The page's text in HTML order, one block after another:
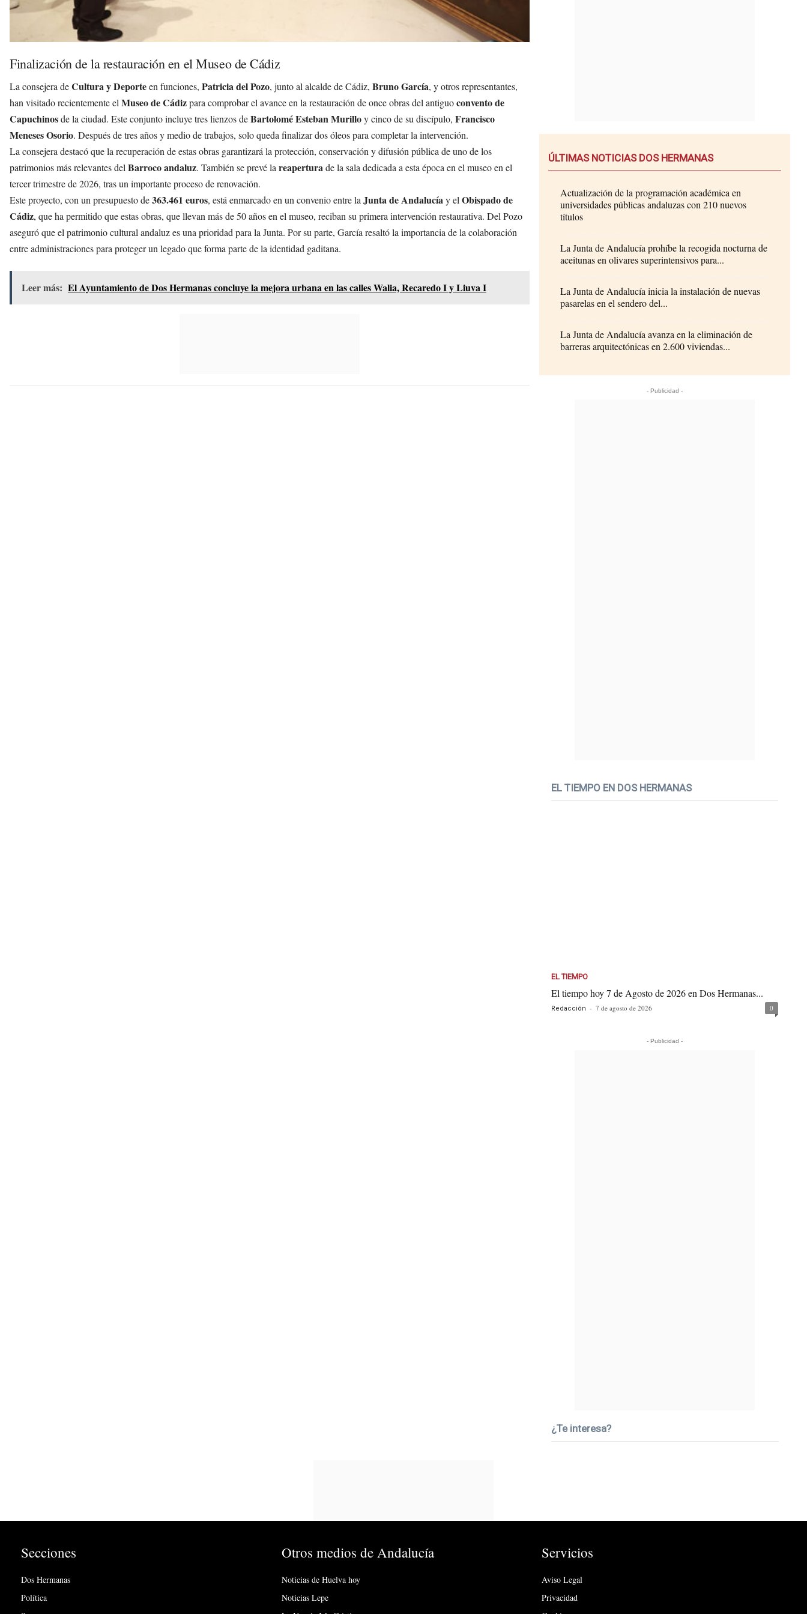
Finalización de la restauración en el Museo de Cádiz
La consejera deCultura y Deporteen funciones, Patricia del Pozo, junto al alcalde de Cádiz, Bruno García, y otros representantes,
han visitado recientemente elMuseo de Cádizpara comprobar el avance en la restauración de once obras del antiguoconvento de
Capuchinosde la ciudad. Este conjunto incluye tres lienzos deBartolomé Esteban Murilloy cinco de su discípulo, Francisco
Meneses Osorio. Después de tres años y medio de trabajos, solo queda finalizar dos óleos para completar la intervención.
La consejera destacó que la recuperación de estas obras garantizará la protección, conservación y difusión pública de uno de los
patrimonios más relevantes delBarroco andaluz. También se prevé lareaperturade la sala dedicada a esta época en el museo en el
tercer trimestre de 2026, tras un importante proceso de renovación.
Este proyecto, con un presupuesto de363.461 euros, está enmarcado en un convenio entre laJunta de Andalucíay elObispado de
Cádiz, que ha permitido que estas obras, que llevan más de 50 años en el museo, reciban su primera intervención restaurativa. Del Pozo
aseguró que el patrimonio cultural andaluz es una prioridad para la Junta. Por su parte, García resaltó la importancia de la colaboración
entre administraciones para proteger un legado que forma parte de la identidad gaditana.
Leer más: El Ayuntamiento de Dos Hermanas concluye la mejora urbana en las calles Walia, Recaredo I y Liuva I
ÚLTIMAS NOTICIAS DOS HERMANAS
Actualización de la programación académica en
universidades públicas andaluzas con 210 nuevos
títulos
La Junta de Andalucía prohíbe la recogida nocturna de
aceitunas en olivares superintensivos para...
La Junta de Andalucía inicia la instalación de nuevas
pasarelas en el sendero del...
La Junta de Andalucía avanza en la eliminación de
barreras arquitectónicas en 2.600 viviendas...
- Publicidad -
EL TIEMPO EN DOS HERMANAS
EL TIEMPO
El tiempo hoy 7 de Agosto de 2026 en Dos Hermanas...
Redacción - 7 de agosto de 2026 0
- Publicidad -
¿Te interesa?
Secciones
Dos Hermanas
Política
Otros medios de Andalucía
Noticias de Huelva hoy
Noticias Lepe
Servicios
Aviso Legal
Privacidad